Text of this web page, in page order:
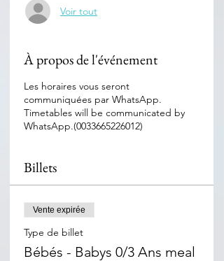
Voir tout
À propos de l'événement
Les horaires vous seront
communiquées par WhatsApp.
Timetables will be communicated by
WhatsApp.(0033665226012)
Billets
Vente expirée
Type de billet
Bébés - Babys 0/3 Ans meal